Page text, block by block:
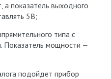
показатель выходного
5В;
типа с
Показатель мощности —
подойдет прибор